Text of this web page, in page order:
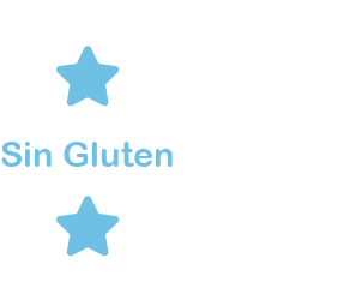
Sin Gluten